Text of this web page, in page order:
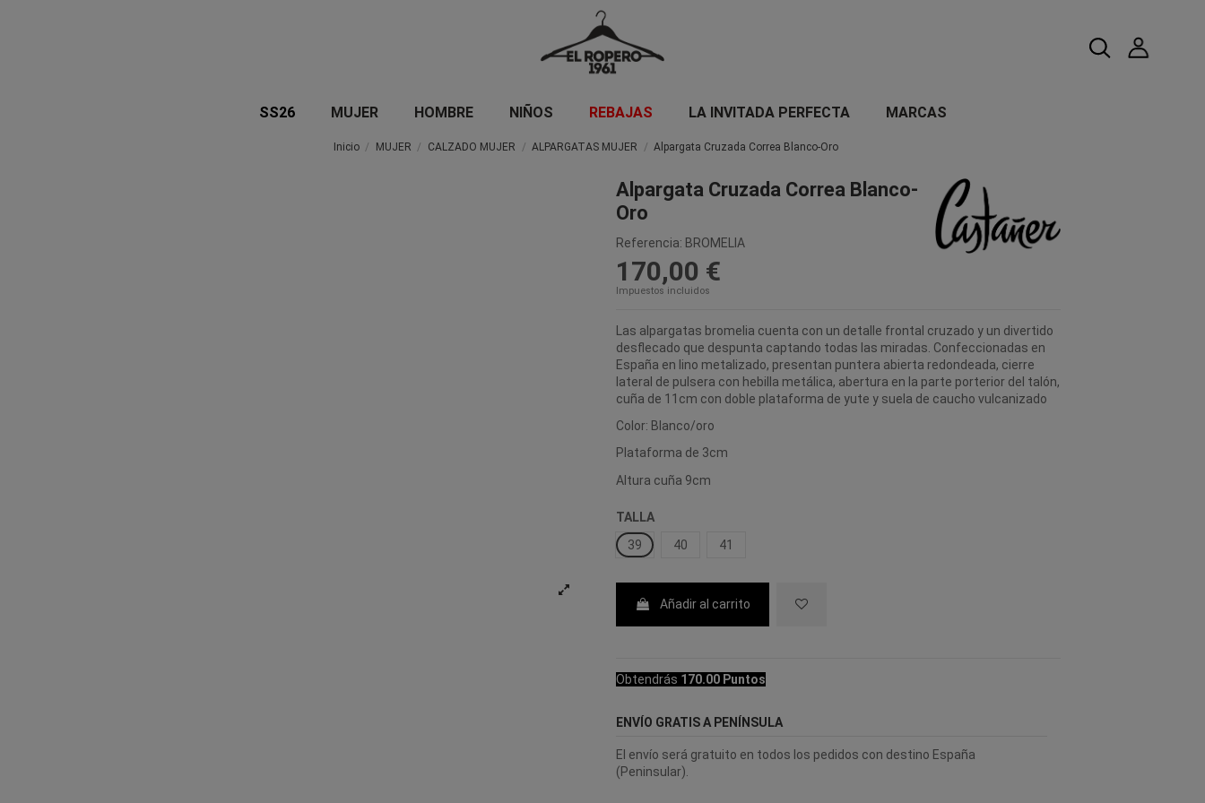
SS26 MUJER HOMBRE NIÑOS REBAJAS LA INVITADA PERFECTA MARCAS
Inicio MUJER CALZADO MUJER ALPARGATAS MUJER Alpargata Cruzada Correa Blanco-Oro
Alpargata Cruzada Correa Blanco-
Oro
Referencia: BROMELIA
170,00 €
Impuestos incluidos
Las alpargatas bromelia cuenta con un detalle frontal cruzado y un divertido
desflecado que despunta captando todas las miradas. Confeccionadas en
España en lino metalizado, presentan puntera abierta redondeada, cierre
lateral de pulsera con hebilla metálica, abertura en la parte porterior del talón,
cuña de 11cm con doble plataforma de yute y suela de caucho vulcanizado
Color: Blanco/oro
Plataforma de 3cm
Altura cuña 9cm
TALLA
39
40 41
Añadir al carrito
Obtendrás 170.00 Puntos
ENVÍO GRATIS A PENÍNSULA
El envío será gratuito en todos los pedidos con destino España
(Peninsular).